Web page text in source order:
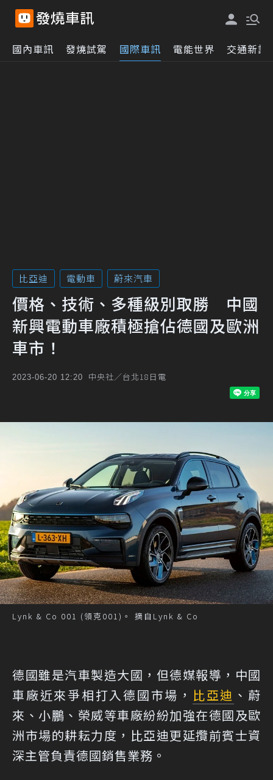
國內車訊 發燒試駕 國際車訊 電能世界 交通新訊
比亞迪 電動車 蔚來汽車
價格、技術、多種級別取勝 中國
新興電動車廠積極搶佔德國及歐洲
車市！
2023-06-20 12:20 中央社／台北18日電
Lynk & Co 001 (領克001)。 摘自Lynk & Co
德國雖是汽車製造大國，但德媒報導，中國
車廠近來爭相打入德國市場， 比亞迪 、蔚
來、小鵬、榮威等車廠紛紛加強在德國及歐
洲市場的耕耘力度，比亞迪更延攬前賓士資
深主管負責德國銷售業務。